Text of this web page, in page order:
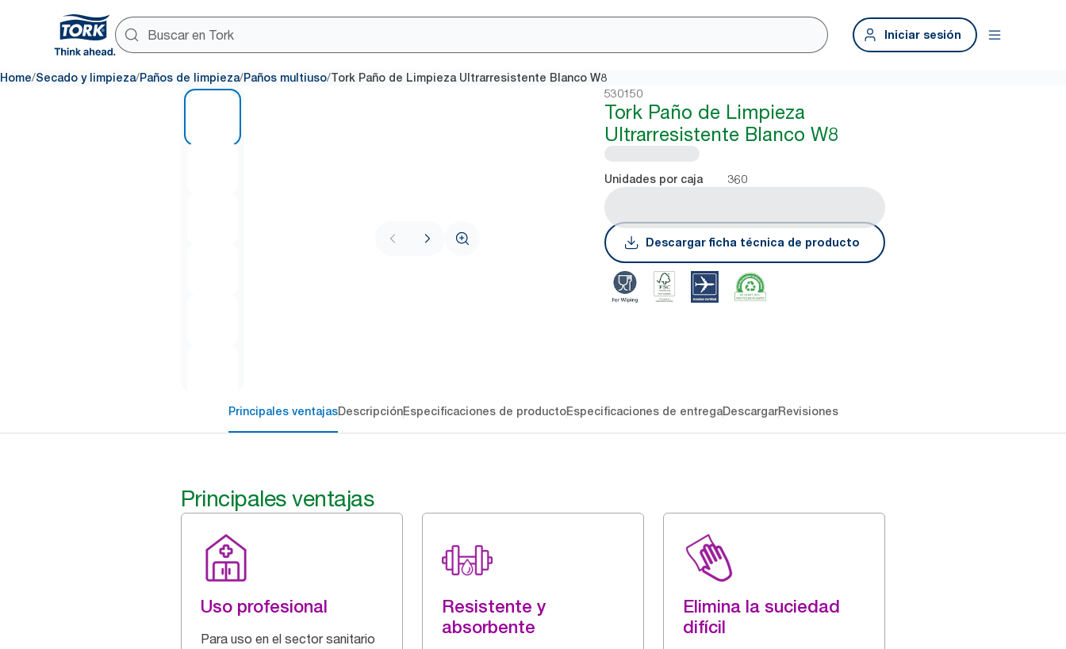
Iniciar sesión
Home/Secado y limpieza/Paños de limpieza/Paños multiuso/Tork Paño de Limpieza Ultrarresistente Blanco W8
530150
Tork Paño de Limpieza
Ultrarresistente Blanco W8
Unidades por caja 360
Descargar ficha técnica de producto
Principales ventajasDescripciónEspecificaciones de productoEspecificaciones de entregaDescargarRevisiones
Principales ventajas
Uso profesional
Para uso en el sector sanitario
Resistente y
absorbente
Elimina la suciedad
difícil